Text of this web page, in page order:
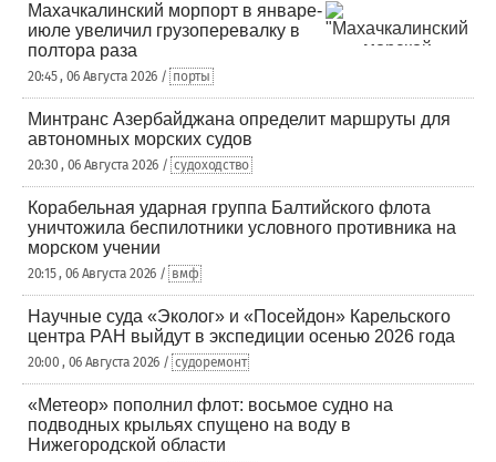
Махачкалинский морпорт в январе-
июле увеличил грузоперевалку в
полтора раза
20:45 , 06 Августа 2026 / порты
Минтранс Азербайджана определит маршруты для
автономных морских судов
20:30 , 06 Августа 2026 / судоходство
Корабельная ударная группа Балтийского флота
уничтожила беспилотники условного противника на
морском учении
20:15 , 06 Августа 2026 / вмф
Научные суда «Эколог» и «Посейдон» Карельского
центра РАН выйдут в экспедиции осенью 2026 года
20:00 , 06 Августа 2026 / судоремонт
«Метеор» пополнил флот: восьмое судно на
подводных крыльях спущено на воду в
Нижегородской области